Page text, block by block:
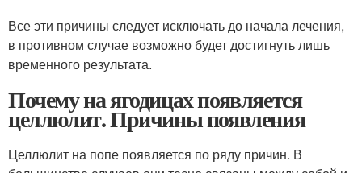
Все эти причины следует исключать до начала лечения,
в противном случае возможно будет достигнуть лишь
временного результата.
Почему на ягодицах появляется
целлюлит. Причины появления
Целлюлит на попе появляется по ряду причин. В